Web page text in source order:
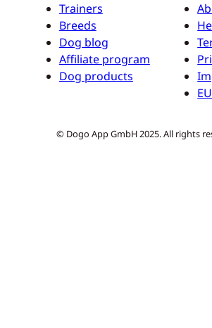
Trainers
Breeds
Dog blog
Affiliate program
Dog products
© Dogo App GmbH 2025. All rights